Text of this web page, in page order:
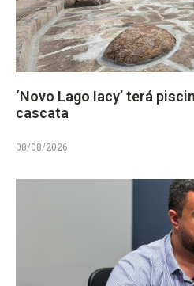
‘Novo Lago Iacy’ terá
cascata
08/08/2026